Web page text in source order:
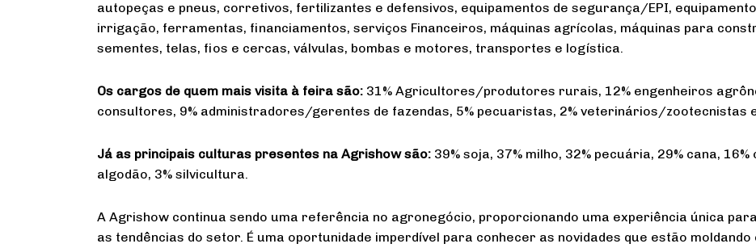
autopeças e pneus, corretivos, fertilizantes e defensivos, equipamentos de segurança/EPI,
irrigação, ferramentas, financiamentos, serviços Financeiros, máquinas agrícolas, máquinas para
sementes, telas, fios e cercas, válvulas, bombas e motores, transportes e logística.
Os cargos de quem mais visita à feira são: 31% Agricultores/produtores rurais, 12% engenheiros
consultores, 9% administradores/gerentes de fazendas, 5% pecuaristas, 2% veterinários/zootecnistas
Já as principais culturas presentes na Agrishow são: 39% soja, 37% milho, 32% pecuária, 29% cana,
algodão, 3% silvicultura.
A Agrishow continua sendo uma referência no agronegócio, proporcionando uma experiência única
as tendências do setor. É uma oportunidade imperdível para conhecer as novidades que estão